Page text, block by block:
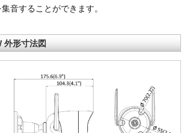
音することができます。
外形寸法図